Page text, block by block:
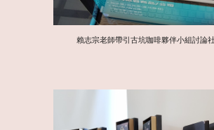
賴志宗老師帶引古坑咖啡夥伴小組討論